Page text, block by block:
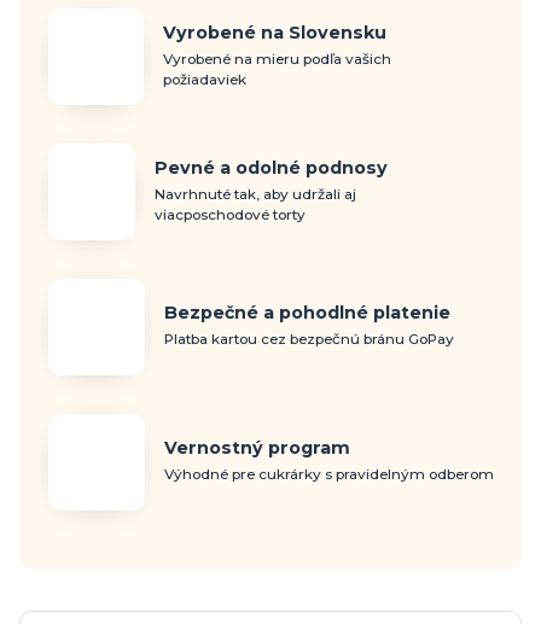
Vyrobené na Slovensku
Vyrobené na mieru podľa vašich
požiadaviek
Pevné a odolné podnosy
Navrhnuté tak, aby udržali aj
viacposchodové torty
Bezpečné a pohodlné platenie
Platba kartou cez bezpečnú bránu GoPay
Vernostný program
Výhodné pre cukrárky s pravidelným odberom